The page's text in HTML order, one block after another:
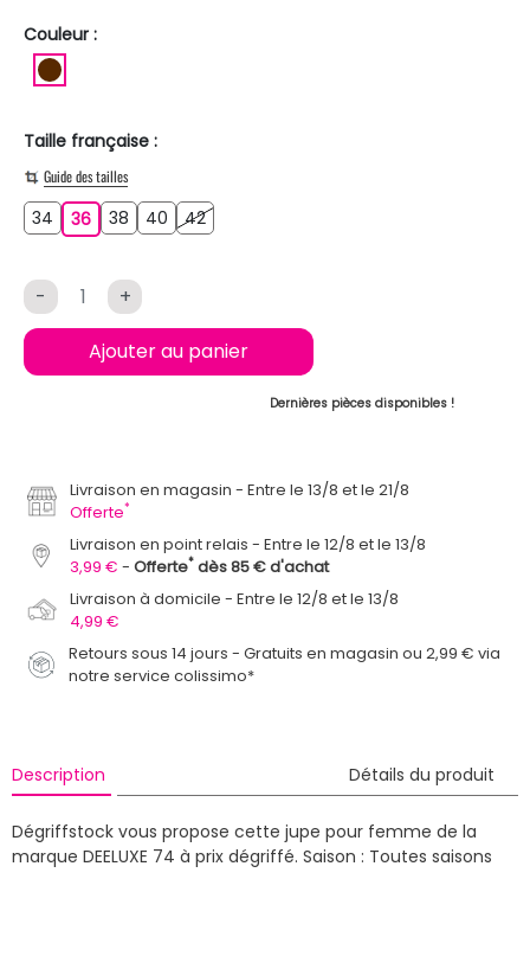
Couleur :
Taille française :
Guide des tailles
34 34363638 3840 404242
- +
Ajouter au panier
Dernières pièces disponibles !
Livraison en magasin
Entre le 13/8 et le 21/8
Offerte*
Livraison en point relais
Entre le 12/8 et le 13/8
3,99 €
Offerte* dès 85 € d'achat
Livraison à domicile
Entre le 12/8 et le 13/8
4,99 €
Retours sous 14 jours - Gratuits en magasin ou 2,99 € via
notre service colissimo*
Description Détails du produit
Dégriffstock vous propose cette jupe pour femme de la
marque DEELUXE 74 à prix dégriffé. Saison : Toutes saisons